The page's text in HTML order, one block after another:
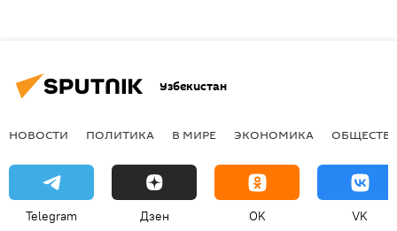
Узбекистан
НОВОСТИ ПОЛИТИКА В МИРЕ ЭКОНОМИКА
Telegram Дзен OK VK